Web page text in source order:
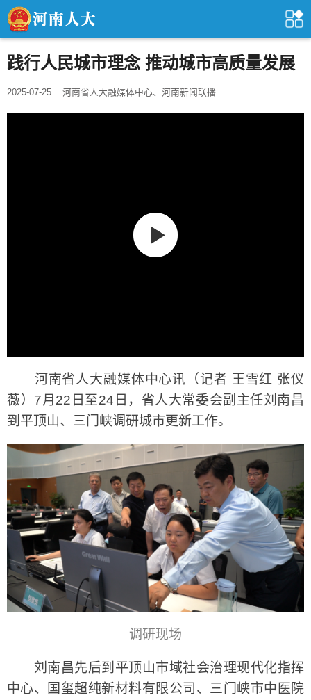
践行人民城市理念 推动城市高质量发展
2025-07-25 河南省人大融媒体中心、河南新闻联播
河南省人大融媒体中心讯（记者 王雪红 张仪
薇）7月22日至24日，省人大常委会副主任刘南昌
到平顶山、三门峡调研城市更新工作。
调研现场
刘南昌先后到平顶山市域社会治理现代化指挥
中心、国玺超纯新材料有限公司、三门峡市中医院